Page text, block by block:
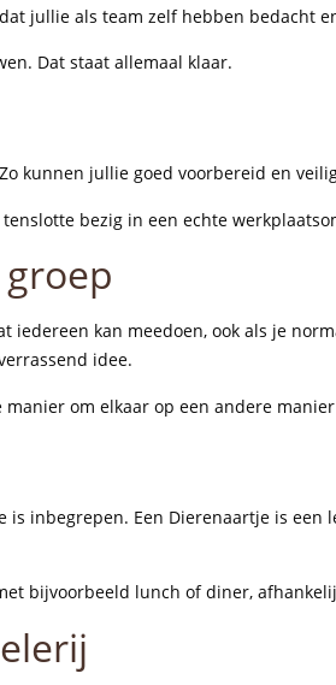
jullie als team zelf hebben bedacht
Dat staat allemaal klaar.
kunnen jullie goed voorbereid en
bezig in een echte
kan meedoen, ook als je
idee.
om elkaar op een andere
inbegrepen. Een Dierenaartje is
bijvoorbeeld lunch of diner,